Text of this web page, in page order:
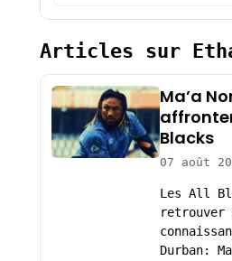
Articles sur
Ma’a
Blacks
07 août
Les All
Durban: